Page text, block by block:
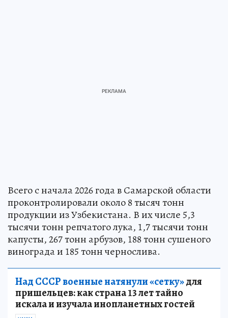
Всего с начала 2026 года в Самарской области
проконтролировали около 8 тысяч тонн
продукции из Узбекистана. В их числе 5,3
тысячи тонн репчатого лука, 1,7 тысячи тонн
капусты, 267 тонн арбузов, 188 тонн сушеного
винограда и 185 тонн чернослива.
Над СССР военные натянули «сетку»для
пришельцев: как страна 13 лет тайно
искала и изучала инопланетных гостей